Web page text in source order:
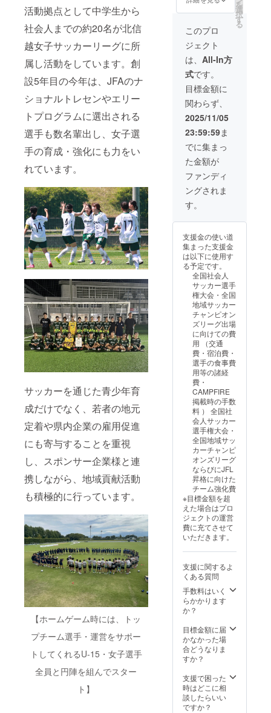
活動拠点として中学生から
社会人までの約20名が北信
越女子サッカーリーグに所
属し活動をしています。創
設5年目の今年は、JFAのナ
ショナルトレセンやエリー
トプログラムに選出される
選手も数名輩出し、女子選
手の育成・強化にも力をい
れています。
サッカーを通じた青少年育
成だけでなく、若者の地元
定着や県内企業の雇用促進
にも寄与することを重視
し、スポンサー企業様と連
携しながら、地域貢献活動
も積極的に行っています。
【ホームゲーム時には、トッ
プチーム選手・運営をサポー
トしてくれるU-15・女子選手
全員と円陣を組んでスター
ト】
催日】
2025年
12月6日
（予
定）
スタッ
フのサ
イン入
りでお
送りし
ます。
〇公式
球は
北信越
フット
ボール
リーグ
のロゴ
入り！
練習用
球はク
ラブの
ロゴ入
り！ ※
ボール
公式球
用球は
お選び
いただ
けませ
ん。
を
選
択
す
る
このプロ
ジェクト
は、 All-In方
式です。
目標金額に
関わらず、
2025/11/05
23:59:59ま
でに集まっ
た金額が
ファンディ
ングされま
す。
支援金の使い道
集まった支援金
は以下に使用す
る予定です。
全国社会人
サッカー選手
権大会・全国
地域サッカー
チャンピオン
ズリーグ出場
に向けての費
用 （交通
費・宿泊費・
選手の食事費
用等の諸経
費・
CAMPFIRE
掲載時の手数
料 ） 全国社
会人サッカー
選手権大会・
全国地域サッ
カーチャンピ
オンズリーグ
ならびにJFL
昇格に向けた
チーム強化費
※目標金額を超
えた場合はプロ
ジェクトの運営
費に充てさせて
いただきます。
支援に関するよ
くある質問
手数料はいく
らかかります
か？
目標金額に届
かなかった場
合どうなりま
すか？
支援で困った
時はどこに相
談したらいい
ですか？